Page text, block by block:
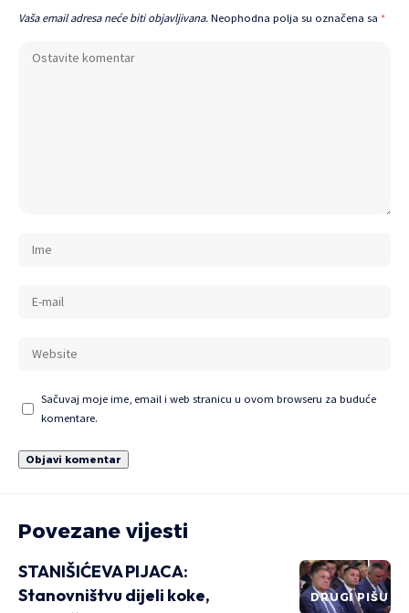
Vaša email adresa neće biti objavljivana. Neophodna polja su označena sa *
Sačuvaj moje ime, email i web stranicu u ovom browseru za buduće
komentare.
Povezane vijesti
DRUGI PIŠU
STANIŠIĆEVA PIJACA:
Stanovništvu dijeli koke,